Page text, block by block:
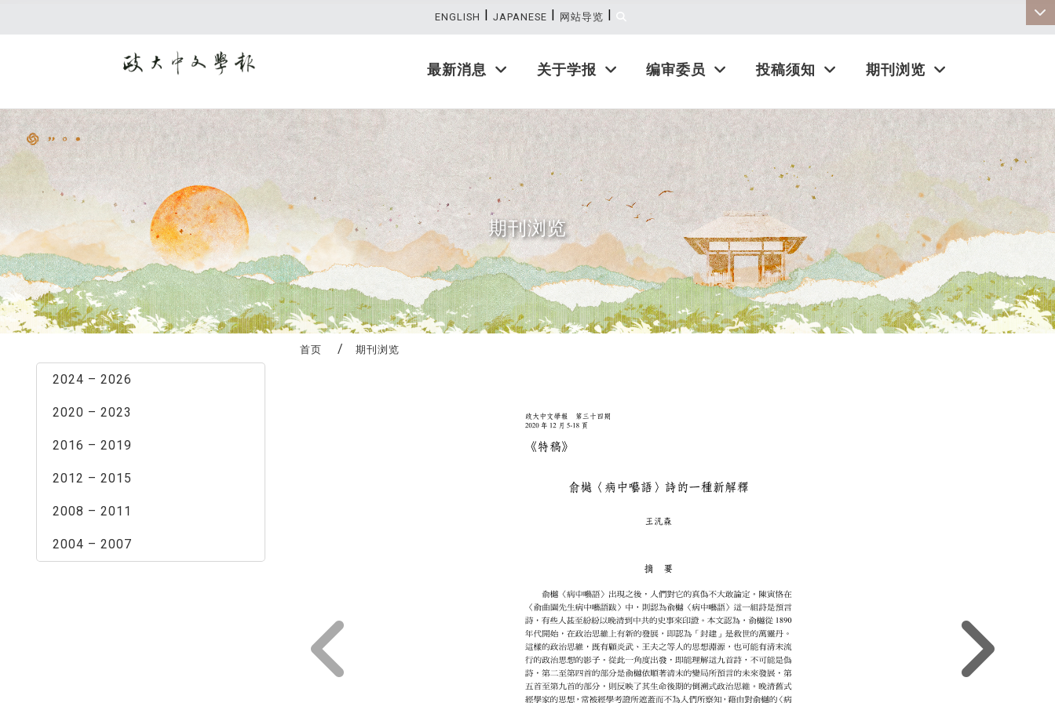
最新消息 关于学报 编审委员 投稿须知 期刊浏览
ENGLISH | JAPANESE | 网站导览 |
期刊浏览
2024 – 2026
2020 – 2023
2016 – 2019
2012 – 2015
2008 – 2011
2004 – 2007
首页 期刊浏览